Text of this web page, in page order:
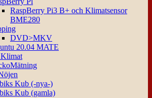
RaspBerry Pi3 B+ och Klimatsensor
BME280
DVD>MKV
20.04 MATE
Kub (-nya-)
Kub (gamla)